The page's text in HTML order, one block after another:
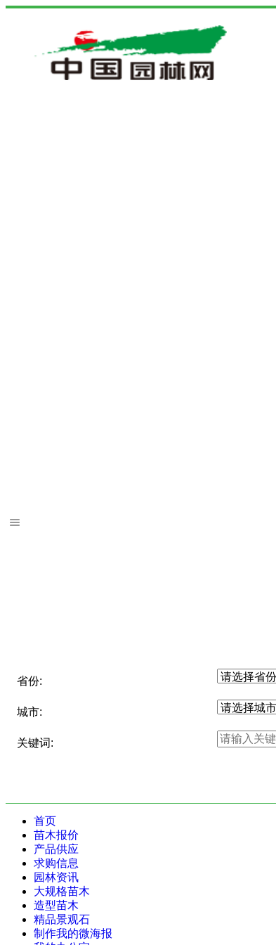
省份:
城市:
关键词:
首页
苗木报价
产品供应
求购信息
园林资讯
大规格苗木
造型苗木
精品景观石
制作我的微海报